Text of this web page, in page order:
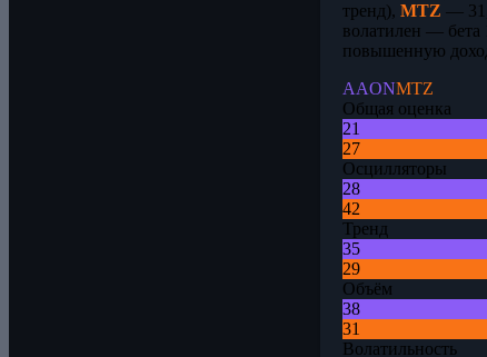
тренд), MTZ —
волатилен — бета
повышенную
AAONMTZ
Общая оценка
21
27
Осцилляторы
28
42
Тренд
35
29
Объём
38
31
Волатильность